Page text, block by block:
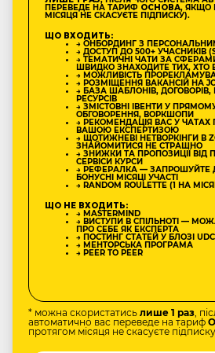
ПЕРЕВЕДЕ НА ТАРИФ ОСНОВА, ЯКЩО
МІСЯЦЯ НЕ СКАСУЄТЕ ПІДПИСКУ).
ЩО ВХОДИТЬ:
→ ОНБОРДИНГ З
→ ДОСТУП ДО 500+ УЧАСНИКІВ
→ ТЕМАТИЧНІ ЧАТИ ЗА
ШВИДКО ЗНАХОДИТЕ ТИХ, ХТО
→ МОЖЛИВІСТЬ
→ РОЗМІЩЕННЯ ВАКАНСІЙ НА
→ БАЗА ШАБЛОНІВ, ДОГОВОРІВ,
РЕСУРСІВ
→ ЗМІСТОВНІ ІВЕНТИ У ПРЯМОМУ
ОБГОВОРЕННЯ, ВОРКШОПИ
→ РЕКОМЕНДАЦІЯ ВАС У ЧАТАХ
ВАШОЮ ЕКСПЕРТИЗОЮ
→ ЩОТИЖНЕВІ НЕТВОРКІНГИ В
ЗНАЙОМИТИСЯ НЕ СТРАШНО
→ ЗНИЖКИ ТА ПРОПОЗИЦІЇ ВІД
СЕРВІСИ КУРСИ
→ РЕФЕРАЛКА — ЗАПРОШУЙТЕ
БОНУСНІ МІСЯЦІ УЧАСТІ
→ RANDOM ROULETTE (1 НА
ЩО НЕ ВХОДИТЬ:
→ MASTERMIND
→ ВИСТУПИ В СПІЛЬНОТІ —
ПРО СЕБЕ ЯК ЕКСПЕРТА
→ ПОСТИНГ СТАТЕЙ У БЛОЗІ UDC
→ МЕНТОРСЬКА ПРОГРАМА
→ PEER TO PEER
* можна скористатись лише 1 раз,
автоматично вас переведе на тариф
протягом місяця не скасуєте підписку